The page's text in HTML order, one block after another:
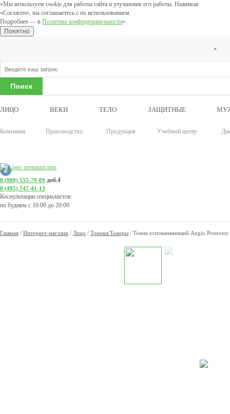
«Мы используем cookie для работы сайта и улучшения его работы. Нажимая
«Согласен», вы соглашаетесь с их использованием.
Подробнее — в Политике конфиденциальности».
Понятно
×
ЛИЦО ВЕКИ ТЕЛО ЗАЩИТНЫЕ
Компания Производство Продукция Учебный центр
8 (800) 555-79-09 доб.4
8 (495) 747-41-13
Коснультации специалистов:
по будням с 10:00 до 20:00
Главная / Интернет-магазин / Лицо / Тоники/Тонеры / Тоник успокаивающий Angio Protector